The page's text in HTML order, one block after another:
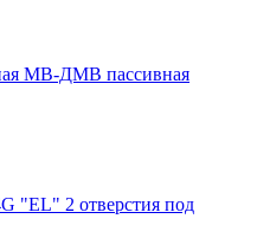
МВ-ДМВ пассивная
"EL" 2 отверстия под